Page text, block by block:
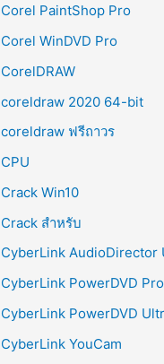
Corel PaintShop Pro
Corel WinDVD Pro
CorelDRAW
coreldraw 2020 64-bit
coreldraw ฟรีถาวร
CPU
Crack Win10
Crack สำหรับ
CyberLink AudioDirector
CyberLink PowerDVD Pro
CyberLink PowerDVD
CyberLink YouCam